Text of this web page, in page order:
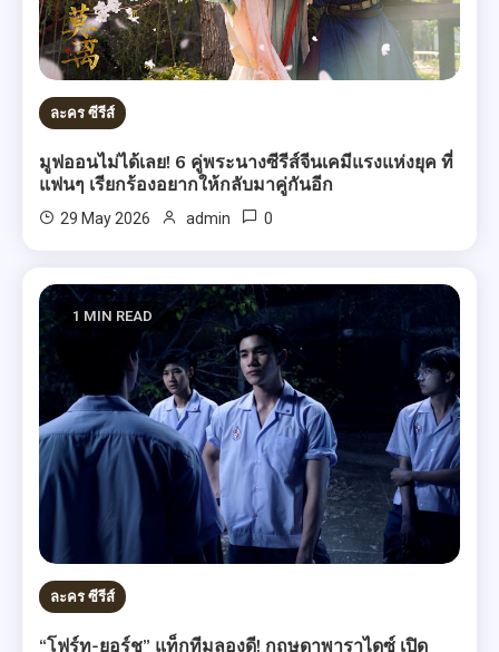
ละคร ซีรีส์
มูฟออนไม่ได้เลย! 6 คู่พระนางซีรีส์จีนเคมีแรงแห่งยุค ที่
แฟนๆ เรียกร้องอยากให้กลับมาคู่กันอีก
29 May 2026 admin 0
1 MIN READ
ละคร ซีรีส์
“โฟร์ท-ยอร์ช” แท็กทีมลองดี! กฤษดาพาราไดซ์ เปิด